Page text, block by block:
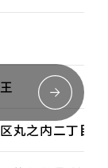
丸之内二丁目7